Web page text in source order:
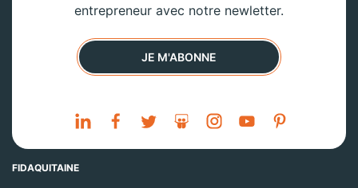
entrepreneur avec notre newletter.
JE M'ABONNE
FIDAQUITAINE